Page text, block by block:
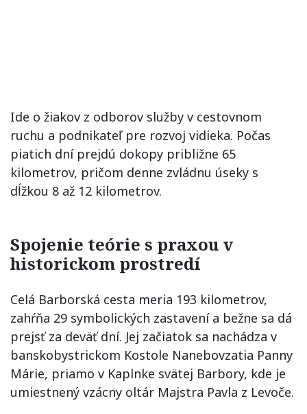
Ide o žiakov z odborov služby v cestovnom
ruchu a podnikateľ pre rozvoj vidieka. Počas
piatich dní prejdú dokopy približne 65
kilometrov, pričom denne zvládnu úseky s
dĺžkou 8 až 12 kilometrov.
Spojenie teórie s praxou v
historickom prostredí
Celá Barborská cesta meria 193 kilometrov,
zahŕňa 29 symbolických zastavení a bežne sa dá
prejsť za deväť dní. Jej začiatok sa nachádza v
banskobystrickom Kostole Nanebovzatia Panny
Márie, priamo v Kaplnke svätej Barbory, kde je
umiestnený vzácny oltár Majstra Pavla z Levoče.